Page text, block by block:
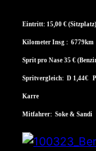
Eintritt: 15,00 € (Sitzplatz)
Kilometer Insg : 6779km
Sprit pro Nase 35 €
Spritvergleich: D 1,44€
Karre
Mitfahrer: Soke & Sandi